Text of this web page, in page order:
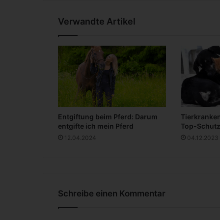
Verwandte Artikel
Entgiftung beim Pferd: Darum
entgifte ich mein Pferd
12.04.2024
Top-
04.12.2023
Schreibe einen Kommentar